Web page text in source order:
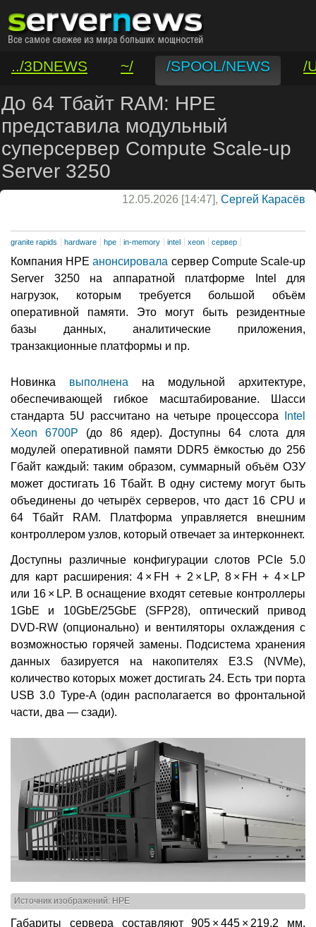
../3DNEWS ~/ /SPOOL/NEWS
/
/VAR/CONTACT
До 64 Тбайт RAM: HPE
представила модульный
суперсервер Compute Scale-up
Server 3250
12.05.2026 [14:47], Сергей Карасёв
granite rapids hardware hpe in-memory intel xeon сервер
Компания HPEанонсировала сервер Compute Scale-up
Server 3250 на аппаратной платформе Intel для
нагрузок, которым требуется большой объём
оперативной памяти. Это могут быть резидентные
базы данных, аналитические приложения,
транзакционные платформы и пр.
Новинка выполнена на модульной архитектуре,
обеспечивающей гибкое масштабирование. Шасси
стандарта 5U рассчитано на четыре процессора
Intel
Xeon 6700P (до 86 ядер). Доступны 64 слота для
модулей оперативной памяти DDR5 ёмкостью до 256
Гбайт каждый: таким образом, суммарный объём ОЗУ
может достигать 16 Тбайт. В одну систему могут быть
объединены до четырёх серверов, что даст 16 CPU и
64 Тбайт RAM. Платформа управляется внешним
контроллером узлов, который отвечает за интерконнект.
Доступны различные конфигурации слотов PCIe 5.0
для карт расширения: 4 × FH + 2 × LP, 8 × FH + 4 × LP
или 16 × LP. В оснащение входят сетевые контроллеры
1GbE и 10GbE/25GbE (SFP28), оптический привод
DVD-RW (опционально) и вентиляторы охлаждения с
возможностью горячей замены. Подсистема хранения
данных базируется на накопителях E3.S (NVMe),
количество которых может достигать 24. Есть три порта
USB 3.0 Type-A (один располагается во фронтальной
части, два — сзади).
Источник изображений: HPE
Габариты сервера составляют 905 × 445 × 219,2 мм,